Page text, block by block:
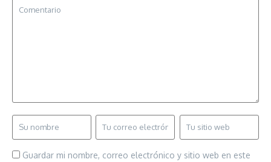
Guardar mi nombre, correo electrónico y sitio web en este